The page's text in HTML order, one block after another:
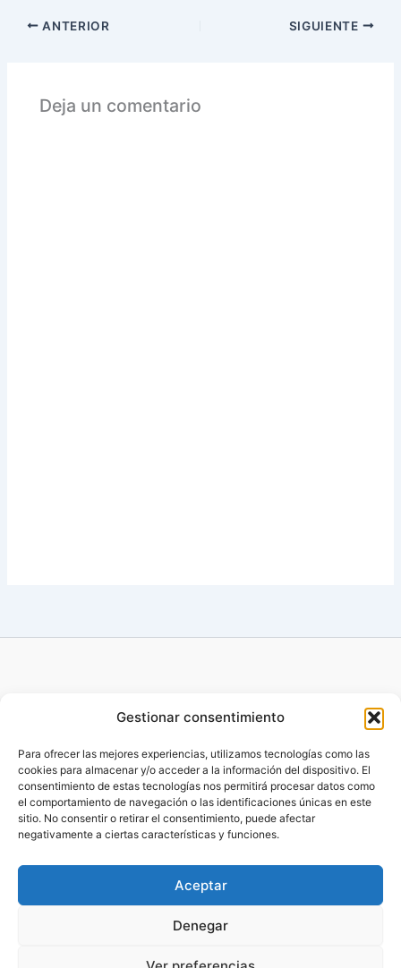
Gestionar consentimiento
Para ofrecer las mejores experiencias, utilizamos tecnologías como las
cookies para almacenar y/o acceder a la información del dispositivo. El
consentimiento de estas tecnologías nos permitirá procesar datos como
el comportamiento de navegación o las identificaciones únicas en este
sitio. No consentir o retirar el consentimiento, puede afectar
negativamente a ciertas características y funciones.
Aceptar
Denegar
ANTERIOR SIGUIENTE
Deja un comentario
Copyright © 2014 - 2026 Benefitsfactory |Desarrollado por
MareMagna Marketing Mallorca
Aviso Legal
Política de Cookies